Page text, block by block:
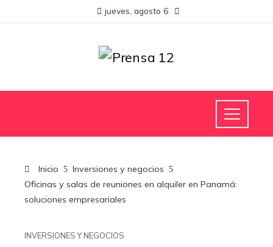
jueves, agosto 6
Inicio
Inversiones y negocios
Oficinas y salas de reuniones en alquiler en Panamá:
soluciones empresariales
INVERSIONES Y NEGOCIOS